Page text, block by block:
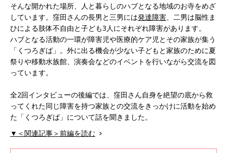
そんな開かれた場所、人と暮らしのハブとなる地域のお寺をめざ
しています。窪田さんの長男と三男には発達障害 、二男は脳性ま
ひによる肢体不自由と子ども3人にそれぞれ障害があります。
ハブとなる活動の一環が障害児や医療的ケア児とその家族が集う
「くつろぎば」。外に出る機会が少ない子どもと家族のために夏
祭りや移動水族館、演奏会などのイベントを行いながら交流を図
っています。
全2回インタビューの後編では、窪田さん自身を絶望の底から救
ってくれた同じ障害を持つ家族との交流をきっかけに活動を始め
た「くつろぎば」について話を聞きました。
▼＜関連記事＞前編を読む